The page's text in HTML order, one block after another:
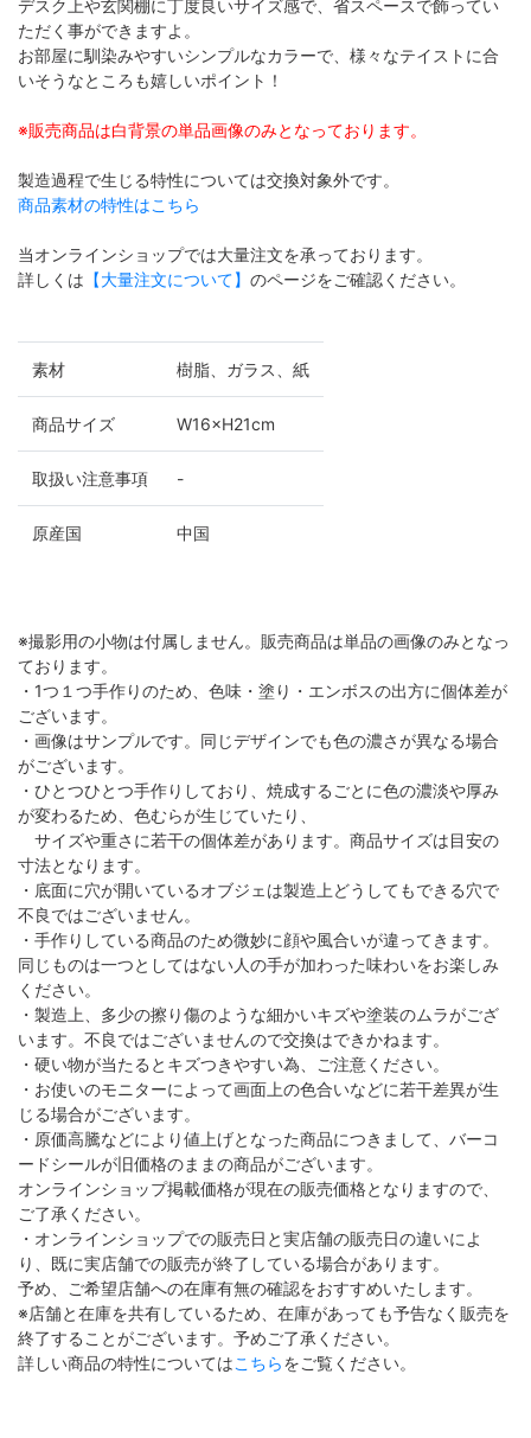
デスク上や玄関棚に丁度良いサイズ感で、省スペースで飾ってい
ただく事ができますよ。
お部屋に馴染みやすいシンプルなカラーで、様々なテイストに合
いそうなところも嬉しいポイント！
※販売商品は白背景の単品画像のみとなっております。
製造過程で生じる特性については交換対象外です。
商品素材の特性はこちら
当オンラインショップでは大量注文を承っております。
詳しくは 【大量注文について】 のページをご確認ください。
素材 樹脂、ガラス、紙
商品サイズ W16×H21cm
取扱い注意事項 -
原産国 中国
※撮影用の小物は付属しません。販売商品は単品の画像のみとなっ
ております。
・1つ１つ手作りのため、色味・塗り・エンボスの出方に個体差が
ございます。
・画像はサンプルです。同じデザインでも色の濃さが異なる場合
がございます。
・ひとつひとつ手作りしており、焼成するごとに色の濃淡や厚み
が変わるため、色むらが生じていたり、
サイズや重さに若干の個体差があります。商品サイズは目安の
寸法となります。
・底面に穴が開いているオブジェは製造上どうしてもできる穴で
不良ではございません。
・手作りしている商品のため微妙に顔や風合いが違ってきます。
同じものは一つとしてはない人の手が加わった味わいをお楽しみ
ください。
・製造上、多少の擦り傷のような細かいキズや塗装のムラがござ
います。不良ではございませんので交換はできかねます。
・硬い物が当たるとキズつきやすい為、ご注意ください。
・お使いのモニターによって画面上の色合いなどに若干差異が生
じる場合がございます。
・原価高騰などにより値上げとなった商品につきまして、バーコ
ードシールが旧価格のままの商品がございます。
オンラインショップ掲載価格が現在の販売価格となりますので、
ご了承ください。
・オンラインショップでの販売日と実店舗の販売日の違いによ
り、既に実店舗での販売が終了している場合があります。
予め、ご希望店舗への在庫有無の確認をおすすめいたします。
※店舗と在庫を共有しているため、在庫があっても予告なく販売を
終了することがございます。予めご了承ください。
詳しい商品の特性についてはこちらをご覧ください。